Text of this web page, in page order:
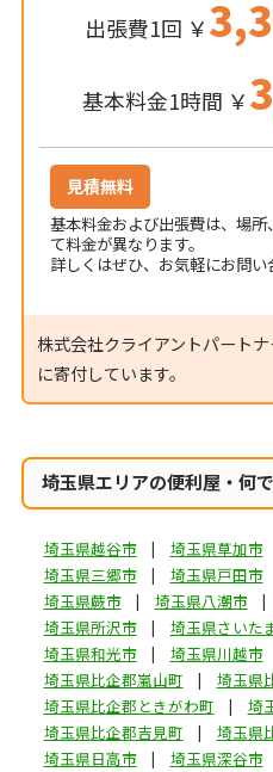
出張費1回 ￥
基本料金1時間 ￥
見積無料
基本料金および出張費は、場
て料金が異なります。
詳しくはぜひ、お気軽にお問い
株式会社クライアントパート
に寄付しています。
埼玉県エリアの便利屋・何
埼玉県越谷市 埼玉県草加市
埼玉県三郷市
埼玉県戸田市
埼玉県蕨市
埼玉県八潮市
埼玉県所沢市
埼玉県さいた
埼玉県和光市
埼玉県川越市
埼玉県比企郡嵐山町
埼玉県
埼玉県比企郡ときがわ町
埼
埼玉県比企郡吉見町
埼玉県
埼玉県日高市
埼玉県深谷市